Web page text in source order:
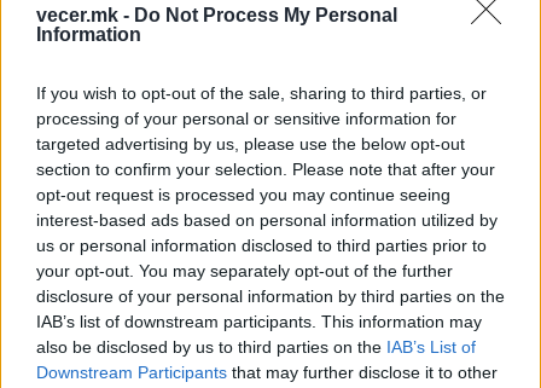
vecer.mk - Do Not Process My Personal
Information
If you wish to opt-out of the sale, sharing to third parties, or
processing of your personal or sensitive information for
targeted advertising by us, please use the below opt-out
section to confirm your selection. Please note that after your
opt-out request is processed you may continue seeing
interest-based ads based on personal information utilized by
us or personal information disclosed to third parties prior to
your opt-out. You may separately opt-out of the further
disclosure of your personal information by third parties on the
IAB’s list of downstream participants. This information may
also be disclosed by us to third parties on the IAB’s List of
Downstream Participants that may further disclose it to other
Ахмети кажа што го мачи:
УЧК...
ИСТОРИСКО ОБЕДИНУВАЊЕ НА
МАКЕДОНЦИТЕ ВО СРБИЈА:
ФОРМИРАН МАКЕДОНСКИОТ
НАЦИОНАЛЕН СОЈУЗ
УЛЦИЊ Е АЛБАНСКИ, ЌЕ ГО
ОСЛОБОДИМЕ- Скандалозна
објава на вицепремиерот на
Црна Гора
ПРЕДУПРЕДЕНИ СЕ: „Бугарија
итно ја преиспитува својата
одлука“
ТЕМПЕРАТУРАТА ВО СРЕДА ЌЕ